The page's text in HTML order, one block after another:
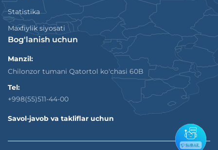
Statistika
Maxfiylik siyosati
Bog'lanish uchun
Manzil:
Chilonzor tumani Qatortol ko'chasi 60B
Tel:
+998(55)511-44-00
Savol-javob va takliflar uchun